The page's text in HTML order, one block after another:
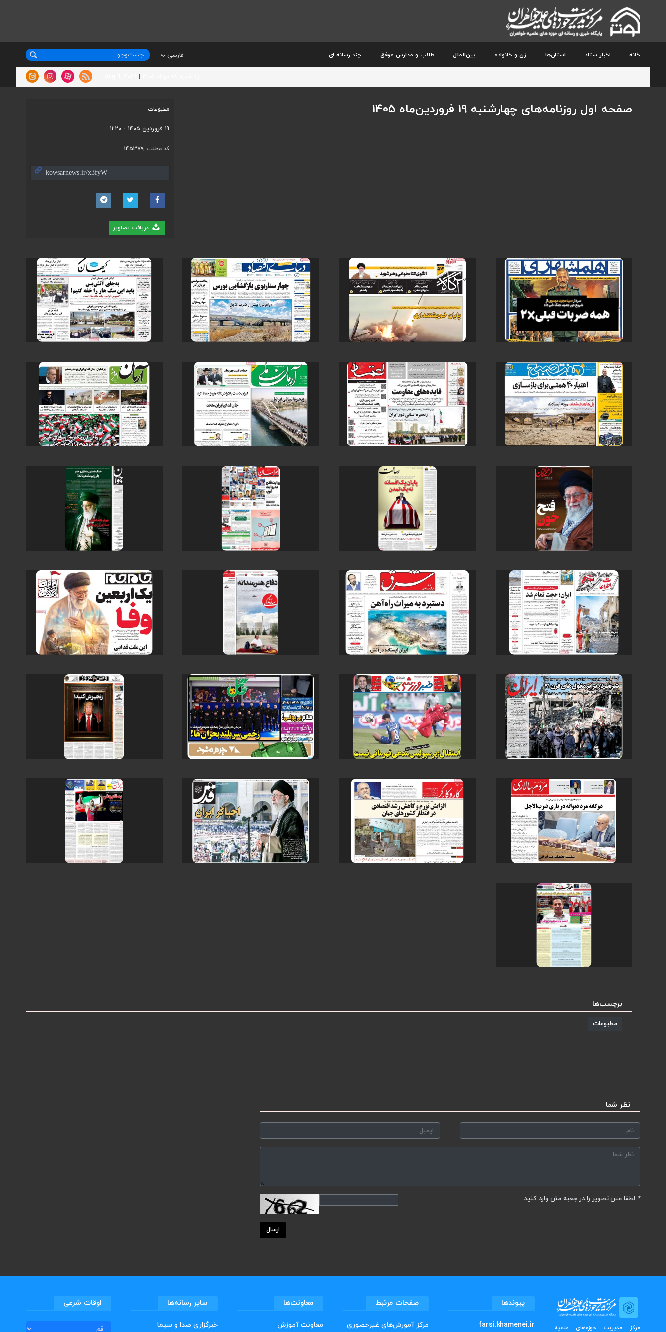
خانه اخبار ستاد استان‌ها زن و خانواده بین‌الملل طلاب و مدارس موفق چند رسانه ای
مطبوعات
۱۹ فروردین ۱۴۰۵ - ۱۱:۲۰
کد مطلب: 145379
دریافت تصاویر
صفحه اول روزنامه‌های چهارشنبه ۱۹ فروردین‌ماه ۱۴۰۵
برچسب‌ها
مطبوعات
نظر شما
* لطفا متن تصویر را در جعبه متن وارد کنید
ارسال
مرکز مدیریت حوزه‌های علمیه
پیوندها
farsi.khamenei.ir
صفحات مرتبط
مرکز آموزش‌های غیرحضوری
معاونت‌ها
معاونت آموزش
سایر رسانه‌ها
خبرگزاری صدا و سیما
اوقات شرعی